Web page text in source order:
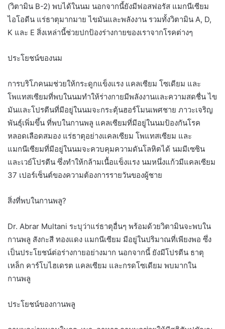
(วิตามิน B-2) พบได้ในนม นอกจากนี้ยังมีฟอสฟอรัส แมกนีเซียม
ไอโอดีน แร่ธาตุมากมาย ไขมันและพลังงาน รวมทั้งวิตามิน A, D,
K และ E สิ่งเหล่านี้ช่วยปกป้องร่างกายของเราจากโรคต่างๆ
ประโยชน์ของนม
การบริโภคนมช่วยให้กระดูกแข็งแรง แคลเซียม โซเดียม และ
โพแทสเซียมที่พบในนมทำให้ร่างกายมีพลังงานและความสดชื่น ไข
มันและโปรตีนที่มีอยู่ในนมจะกระตุ้นฮอร์โมนเพศชาย ภาวะเจริญ
พันธุ์เพิ่มขึ้น ที่พบในกานพลู แคลเซียมที่มีอยู่ในนมป้องกันโรค
หลอดเลือดสมอง แร่ธาตุอย่างแคลเซียม โพแทสเซียม และ
แมกนีเซียมที่มีอยู่ในนมจะควบคุมความดันโลหิตได้ นมมีเซซิน
และเวย์โปรตีน ซึ่งทำให้กล้ามเนื้อแข็งแรง นมหนึ่งแก้วมีแคลเซียม
37 เปอร์เซ็นต์ของความต้องการรายวันของผู้ชาย
สิ่งที่พบในกานพลู?
Dr. Abrar Multani ระบุว่าแร่ธาตุอื่นๆ พร้อมด้วยวิตามินจะพบใน
กานพลู สังกะสี ทองแดง แมกนีเซียม มีอยู่ในปริมาณที่เพียงพอ ซึ่ง
เป็นประโยชน์ต่อร่างกายอย่างมาก นอกจากนี้ ยังมีโปรตีน ธาตุ
เหล็ก คาร์โบไฮเดรต แคลเซียม และกรดโซเดียม พบมากใน
กานพลู
ประโยชน์ของกานพลู